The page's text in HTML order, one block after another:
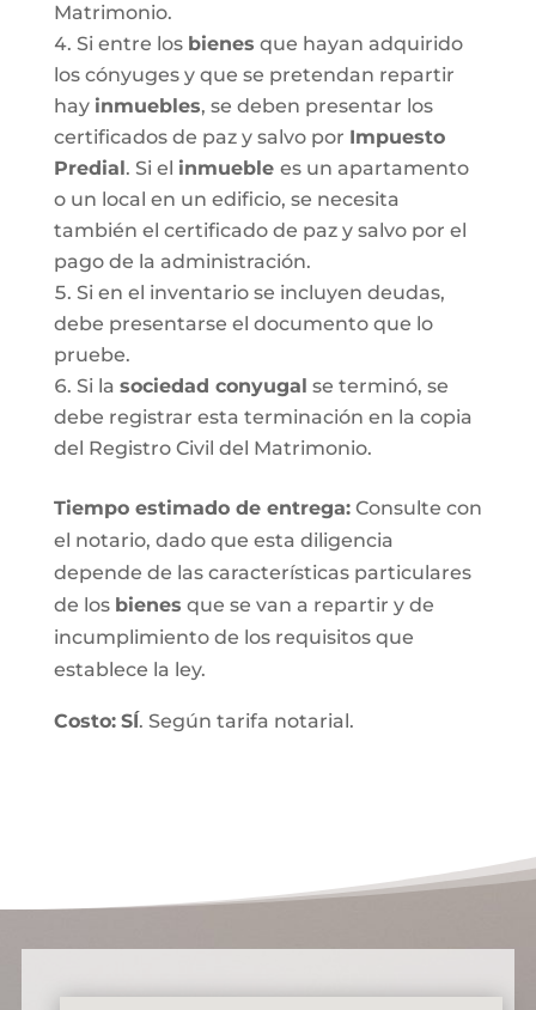
Matrimonio.
Si entre los bienes que hayan adquirido
los cónyuges y que se pretendan repartir
hay inmuebles, se deben presentar los
certificados de paz y salvo por Impuesto
Predial. Si el inmueble es un apartamento
o un local en un edificio, se necesita
también el certificado de paz y salvo por el
pago de la administración.
Si en el inventario se incluyen deudas,
debe presentarse el documento que lo
pruebe.
Si la sociedad conyugal se terminó, se
debe registrar esta terminación en la copia
del Registro Civil del Matrimonio.
Tiempo estimado de entrega:Consulte con
el notario, dado que esta diligencia
depende de las características particulares
de los bienes que se van a repartir y de
incumplimiento de los requisitos que
establece la ley.
Costo: SÍ. Según tarifa notarial.